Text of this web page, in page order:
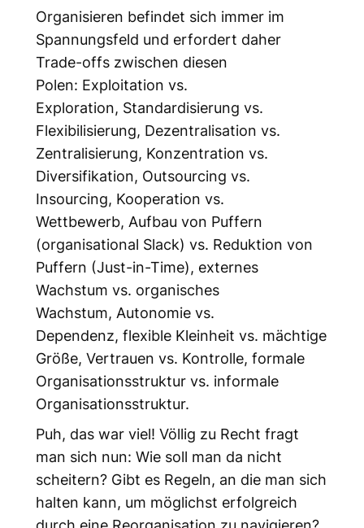
Organisieren befindet sich immer im
Spannungsfeld und erfordert daher
Trade-offs zwischen diesen
Polen: Exploitation vs.
Exploration, Standardisierung vs.
Flexibilisierung, Dezentralisation vs.
Zentralisierung, Konzentration vs.
Diversifikation, Outsourcing vs.
Insourcing, Kooperation vs.
Wettbewerb, Aufbau von Puffern
(organisational Slack) vs. Reduktion von
Puffern (Just-in-Time), externes
Wachstum vs. organisches
Wachstum, Autonomie vs.
Dependenz, flexible Kleinheit vs. mächtige
Größe, Vertrauen vs. Kontrolle, formale
Organisationsstruktur vs. informale
Organisationsstruktur.
Puh, das war viel! Völlig zu Recht fragt
man sich nun: Wie soll man da nicht
scheitern? Gibt es Regeln, an die man sich
halten kann, um möglichst erfolgreich